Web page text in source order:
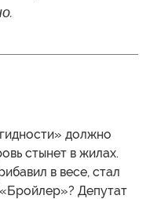
должно
стынет в жилах.
в весе, стал
Депутат